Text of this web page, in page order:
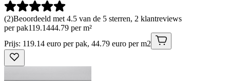
(2)Beoordeeld met 4.5 van de 5 sterren, 2 klantreviews
per pak119.1444.79 per m²
Prijs: 119.14 euro per pak, 44.79 euro per m2